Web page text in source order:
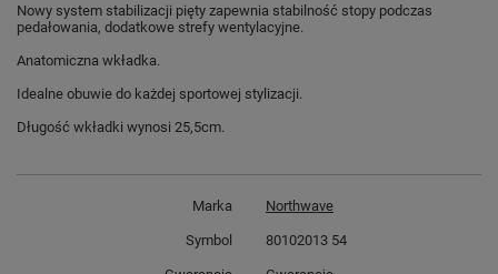
Nowy system stabilizacji pięty zapewnia stabilność stopy podczas
pedałowania, dodatkowe strefy wentylacyjne.
Anatomiczna wkładka.
Idealne obuwie do każdej sportowej stylizacji.
Długość wkładki wynosi 25,5cm.
Marka Northwave
Symbol 80102013 54